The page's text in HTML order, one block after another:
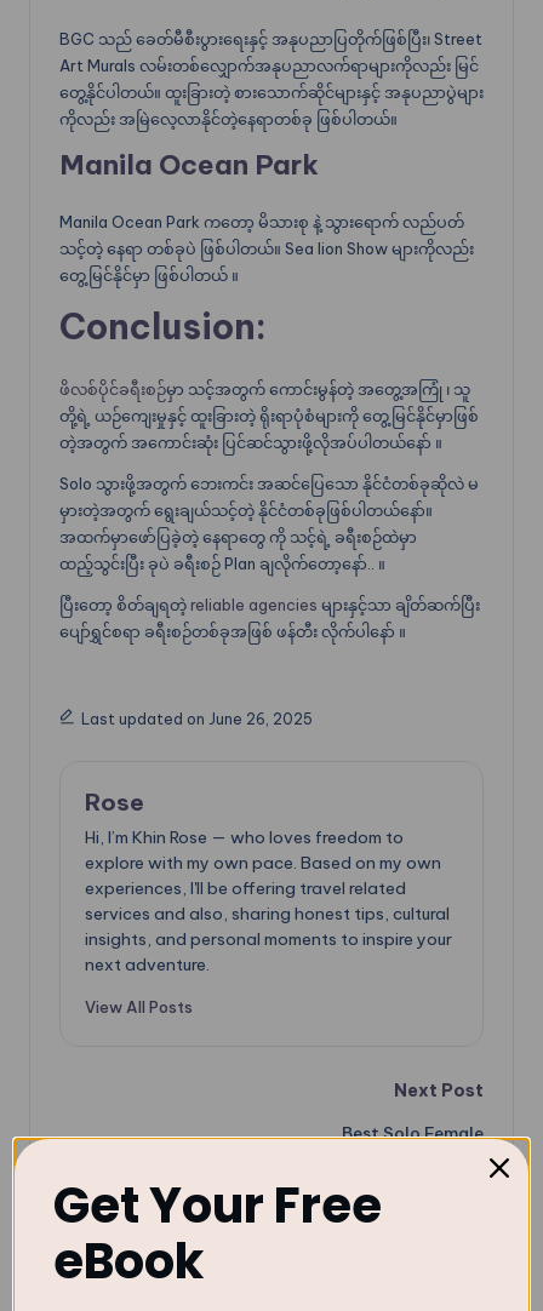
BGC သည် ခေတ်မီစီးပွားရေးနှင့် အနုပညာပြတိုက်ဖြစ်ပြီး၊ Street
Art Murals လမ်းတစ်လျှောက်အနုပညာလက်ရာများကိုလည်း မြင်
တွေ့နိုင်ပါတယ်။ ထူးခြားတဲ့ စားသောက်ဆိုင်များနှင့် အနုပညာပွဲများ
ကိုလည်း အမြဲလေ့လာနိုင်တဲ့နေရာတစ်ခု ဖြစ်ပါတယ်။
Manila Ocean Park
Manila Ocean Park ကတော့ မိသားစု နဲ့ သွားရောက် လည်ပတ်
သင့်တဲ့ နေရာ တစ်ခုပဲ ဖြစ်ပါတယ်။ Sea lion Show များကိုလည်း
တွေ့မြင်နိုင်မှာ ဖြစ်ပါတယ် ။
Conclusion:
ဖိလစ်ပိုင်ခရီးစဉ်မှာ သင့်အတွက် ကောင်းမွန်တဲ့ အတွေ့အကြုံ ၊ သူ
တို့ရဲ့ ယဉ်ကျေးမှုနှင့် ထူးခြားတဲ့ ရိုးရာပုံစံများကို တွေ့မြင်နိုင်မှာဖြစ်
တဲ့အတွက် အကောင်းဆုံး ပြင်ဆင်သွားဖို့လိုအပ်ပါတယ်နော် ။
Solo သွားဖို့အတွက် ဘေးကင်း အဆင်ပြေသော နိုင်ငံတစ်ခုဆိုလဲ မ
မှားတဲ့အတွက် ရွေးချယ်သင့်တဲ့ နိုင်ငံတစ်ခုဖြစ်ပါတယ်နော်။
အထက်မှာဖော်ပြခဲ့တဲ့ နေရာတွေ ကို သင့်ရဲ့ ခရီးစဉ်ထဲမှာ
ထည့်သွင်းပြီး ခုပဲ ခရီးစဉ် Plan ချလိုက်တော့နော်.. ။
ပြီးတော့ စိတ်ချရတဲ့ reliable agencies များနှင့်သာ ချိတ်ဆက်ပြီး
ပျော်ရွှင်စရာ ခရီးစဉ်တစ်ခုအဖြစ် ဖန်တီး လိုက်ပါနော် ။
Last updated on June 26, 2025
Rose
Hi, I’m Khin Rose — who loves freedom to
explore with my own pace. Based on my own
experiences, I'll be offering travel related
services and also, sharing honest tips, cultural
insights, and personal moments to inspire your
next adventure.
View All Posts
navigation
Next Post
Best Solo Female
Beautiful Destinations
I’ve Explored Alone
Get Your Free
eBook